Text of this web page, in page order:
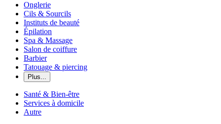
Onglerie
Cils & Sourcils
Instituts de beauté
Épilation
Spa & Massage
Salon de coiffure
Barbier
Tatouage & piercing
Plus...
Santé & Bien-être
Services à domicile
Autre